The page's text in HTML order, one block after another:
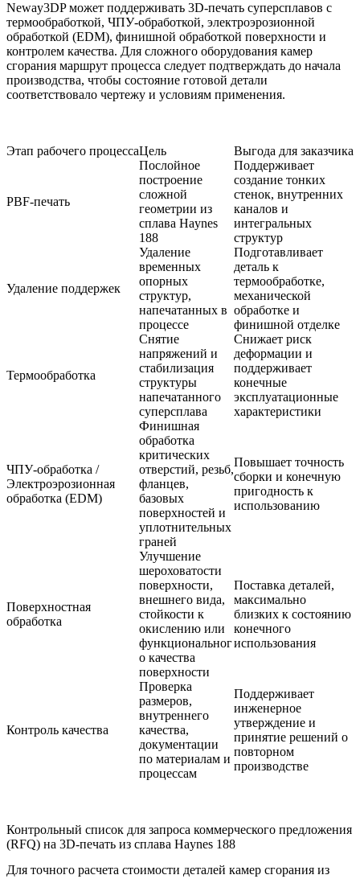
Neway3DP может поддерживать 3D-печать суперсплавов с
термообработкой, ЧПУ-обработкой, электроэрозионной
обработкой (EDM), финишной обработкой поверхности и
контролем качества. Для сложного оборудования камер
сгорания маршрут процесса следует подтверждать до начала
производства, чтобы состояние готовой детали
соответствовало чертежу и условиям применения.
Этап рабочего процессаЦель Выгода для заказчика
PBF-печать
Послойное
построение
сложной
геометрии из
сплава Haynes
188
Поддерживает
создание тонких
стенок, внутренних
каналов и
интегральных
структур
Удаление поддержек
Удаление
временных
опорных
структур,
напечатанных в
процессе
Подготавливает
деталь к
термообработке,
механической
обработке и
финишной отделке
Термообработка
Снятие
напряжений и
стабилизация
структуры
напечатанного
суперсплава
Снижает риск
деформации и
поддерживает
конечные
эксплуатационные
характеристики
ЧПУ-обработка /
Электроэрозионная
обработка (EDM)
Финишная
обработка
критических
отверстий, резьб,
фланцев,
базовых
поверхностей и
уплотнительных
граней
Повышает точность
сборки и конечную
пригодность к
использованию
Поверхностная
обработка
Улучшение
шероховатости
поверхности,
внешнего вида,
стойкости к
окислению или
функциональног
о качества
поверхности
Поставка деталей,
максимально
близких к состоянию
конечного
использования
Контроль качества
Проверка
размеров,
внутреннего
качества,
документации
по материалам и
процессам
Поддерживает
инженерное
утверждение и
принятие решений о
повторном
производстве
Контрольный список для запроса коммерческого предложения
(RFQ) на 3D-печать из сплава Haynes 188
Для точного расчета стоимости деталей камер сгорания из